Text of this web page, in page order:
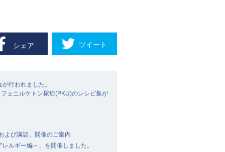
シェア ツイート
行われました。
ェニルケトン尿症(PKU)のレシピ集が
よび講話」開催のご案内
ルギー編～」を開催しました。